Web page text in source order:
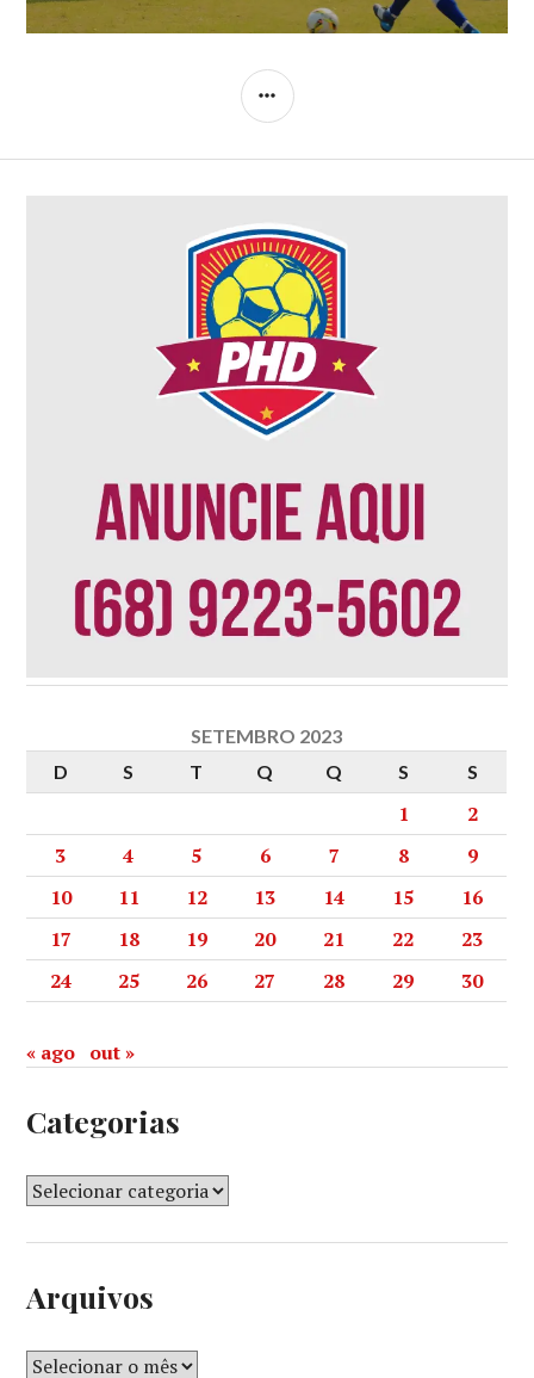
SETEMBRO 2023
D
S T Q Q S S
1
2
3
4 5 6 7 8
9
10
11 12 13 14 15
16
17
18 19 20 21 22
23
24
25 26 27 28 29 30
« ago out »
Categorias
Arquivos